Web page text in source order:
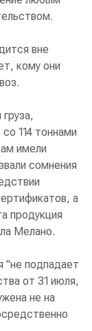
вне
кому они
114 тоннами
имели
сомнения
а
продукция
Мелано.
"не подпадает
от 31 июля,
не на